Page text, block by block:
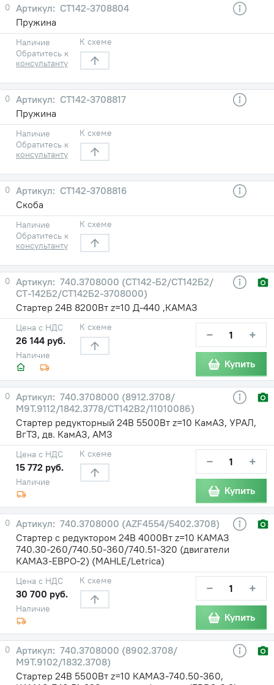
0
СТ142-3708804
Пружина
Наличие
Обратитесь к
консультанту
К схеме
0
СТ142-3708817
Пружина
Наличие
Обратитесь к
консультанту
К схеме
0
СТ142-3708816
Скоба
Наличие
Обратитесь к
консультанту
К схеме
0
740.3708000 (СТ142-Б2/СТ142Б2/
СТ-142Б2/СТ142Б2-3708000)
Стартер 24В 8200Вт z=10 Д-440 ,КАМАЗ
Наличие
Цена с НДС
26 144 руб.
К схеме − +
Купить
0
740.3708000 (8912.3708/
М9Т.9112/1842.3778/СТ142В2/11010086)
Стартер редукторный 24В 5500Вт z=10 КамАЗ, УРАЛ,
ВгТЗ, дв. КамАЗ, АМЗ
Наличие
Цена с НДС
15 772 руб.
К схеме − +
Купить
0
740.3708000 (AZF4554/5402.3708)
Стартер с редуктором 24В 4000Вт z=10 КАМАЗ
740.30-260/740.50-360/740.51-320 (двигатели
КАМАЗ-ЕВРО-2) (MAHLE/Letrica)
Наличие
Цена с НДС
30 700 руб.
К схеме − +
Купить
0
740.3708000 (8902.3708/
М9Т.9102/1832.3708)
Стартер 24В 5500Вт z=10 КАМАЗ-740.50-360,